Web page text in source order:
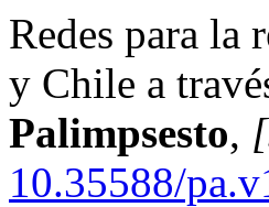
Redes para la
y Chile a
Palimpsesto,
10.35588/